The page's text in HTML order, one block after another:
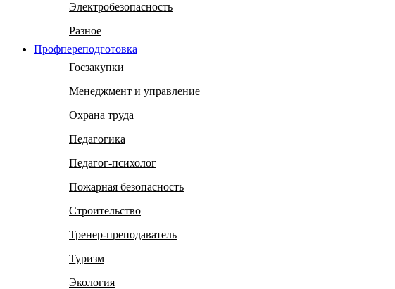
Электробезопасность
Разное
Профпереподготовка
Госзакупки
Менеджмент и управление
Охрана труда
Педагогика
Педагог-психолог
Пожарная безопасность
Строительство
Тренер-преподаватель
Туризм
Экология